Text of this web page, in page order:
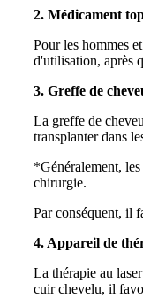
2. Médicament
Pour les hommes
d'utilisation, après
3. Greffe de
La greffe de
transplanter dans
*Généralement,
chirurgie.
Par conséquent, il
4. Appareil de
La thérapie au
cuir chevelu, il